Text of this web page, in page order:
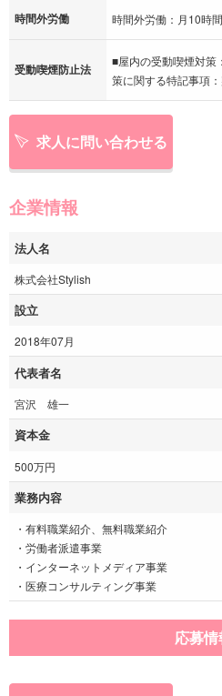
時間外労働 時間外労働：月10時
受動喫煙防止法
■屋内の受動喫煙対策
策に関する特記事項
求人に問い合わせる
企業情報
法人名
株式会社Stylish
設立
2018年07月
代表者名
宮沢 雄一
資本金
500万円
業務内容
・有料職業紹介、無料職業紹介
・労働者派遣事業
・インターネットメディア事業
・医療コンサルティング事業
応募情